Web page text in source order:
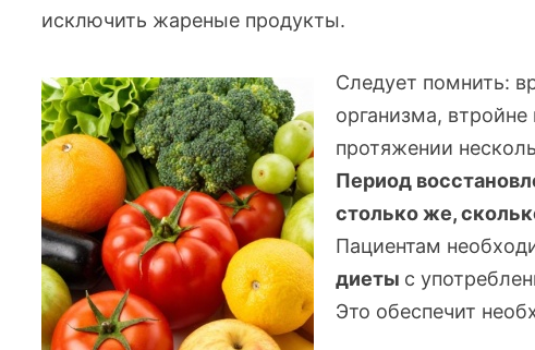
исключить жареные продукты.
Следует помнить:
организма,
протяжении
Период
столько же,
Пациентам
диеты с
Это обеспечит